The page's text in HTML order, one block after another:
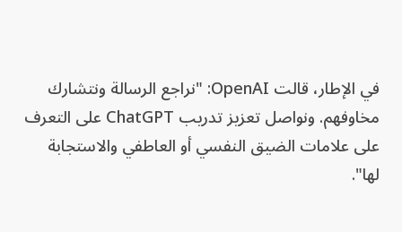
في الإطار، قالت OpenAI: "نراجع الرسالة ونتشارك
مخاوفهم. ونواصل تعزيز تدريب ChatGPT على التعرف
على علامات الضيق النفسي أو العاطفي والاستجابة
لها".